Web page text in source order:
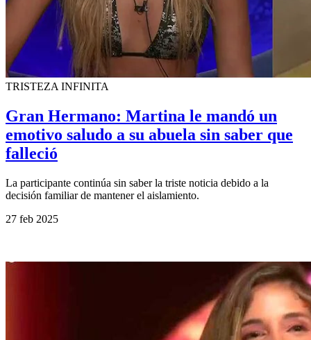
TRISTEZA INFINITA
Gran Hermano: Martina le mandó un
emotivo saludo a su abuela sin saber que
falleció
La participante continúa sin saber la triste noticia debido a la
decisión familiar de mantener el aislamiento.
27 feb 2025